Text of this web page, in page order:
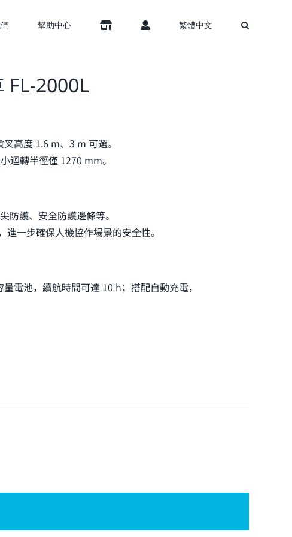
幫助中心 繁體中文
FL-2000L
高度 1.6 m、3 m 可選。
迴轉半徑僅 1270 mm。
防護、安全防護邊條等。
進一步確保人機協作場景的安全性。
電池，續航時間可達 10 h；搭配自動充電，